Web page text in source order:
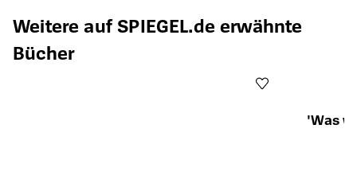
Produktgalerie überspringen
Weitere auf SPIEGEL.de erwähnte
Bücher
'Was